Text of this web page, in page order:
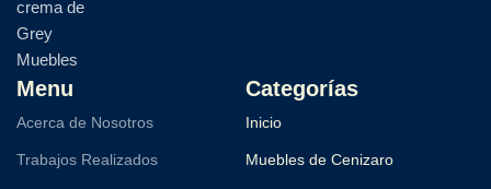
Menu
Acerca de Nosotros
Trabajos Realizados
Categorías
Inicio
Muebles de Cenizaro